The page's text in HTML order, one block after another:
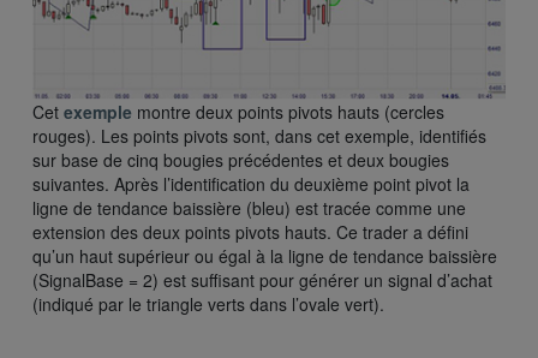
Cet exemple montre deux points pivots hauts (cercles
rouges). Les points pivots sont, dans cet exemple, identifiés
sur base de cinq bougies précédentes et deux bougies
suivantes. Après l’identification du deuxième point pivot la
ligne de tendance baissière (bleu) est tracée comme une
extension des deux points pivots hauts. Ce trader a défini
qu’un haut supérieur ou égal à la ligne de tendance baissière
(SignalBase = 2) est suffisant pour générer un signal d’achat
(indiqué par le triangle verts dans l’ovale vert).